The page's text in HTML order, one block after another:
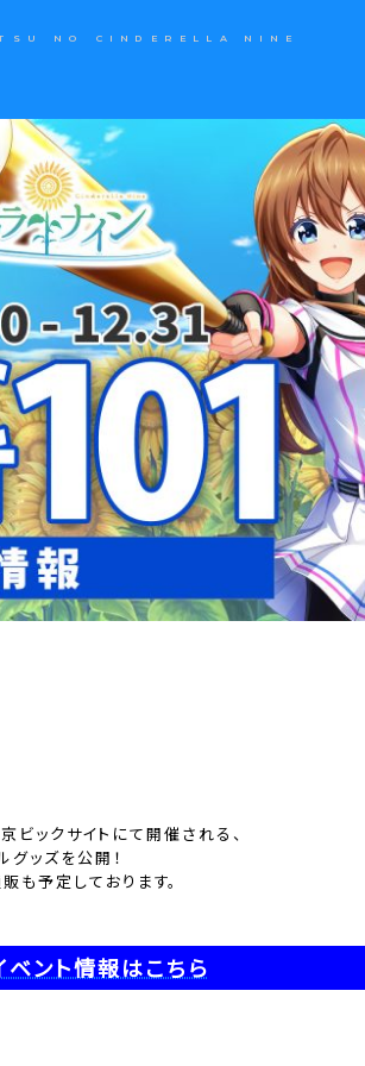
NO CINDERELLA NINE
ビックサイトにて開催される、
ッズを公開！
も予定しております。
ベント情報はこちら